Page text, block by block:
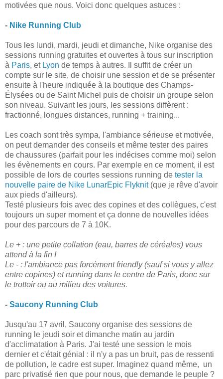
motivées que nous. Voici donc quelques astuces :
- Nike Running Club
Tous les lundi, mardi, jeudi et dimanche, Nike organise des
sessions running gratuites et ouvertes à tous sur inscription
à Paris, et Lyon de temps à autres. Il suffit de créer un
compte sur le site, de choisir une session et de se présenter
ensuite à l'heure indiquée à la boutique des Champs-
Élysées ou de Saint Michel puis de choisir un groupe selon
son niveau. Suivant les jours, les sessions diffèrent :
fractionné, longues distances, running + training...
Les coach sont très sympa, l'ambiance sérieuse et motivée,
on peut demander des conseils et même tester des paires
de chaussures (parfait pour les indécises comme moi) selon
les évènements en cours. Par exemple en ce moment, il est
possible de lors de courtes sessions running de tester la
nouvelle paire de Nike LunarEpic Flyknit(que je rêve d'avoir
aux pieds d'ailleurs).
Testé plusieurs fois avec des copines et des collègues, c'est
toujours un super moment et ça donne de nouvelles idées
pour des parcours de 7 à 10K.
Le + : une petite collation (eau, barres de céréales) vous
attend à la fin !
Le - : l'ambiance pas forcément friendly (sauf si vous y allez
entre copines) et running dans le centre de Paris, donc sur
le trottoir ou au milieu des voitures.
- Saucony Running Club
Jusqu'au 17 avril, Saucony organise des sessions de
running le jeudi soir et dimanche matin au jardin
d'acclimatation à Paris. J'ai testé une session le mois
dernier et c'était génial : il n'y a pas un bruit, pas de ressenti
de pollution, le cadre est super. Imaginez quand même, un
parc privatisé rien que pour nous, que demande le peuple ?